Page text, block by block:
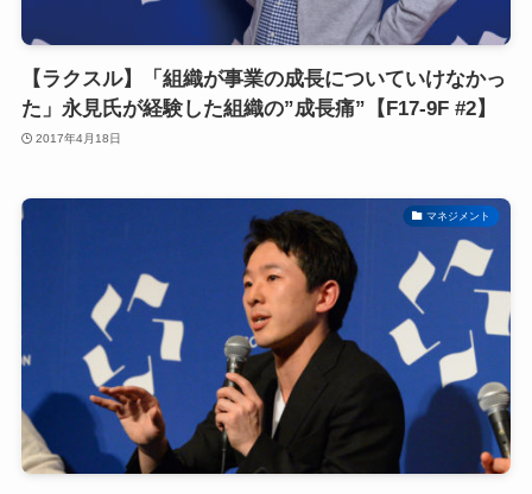
【ラクスル】「組織が事業の成長についていけなかっ
た」永見氏が経験した組織の”成長痛”【F17-9F #2】
2017年4月18日
マネジメント